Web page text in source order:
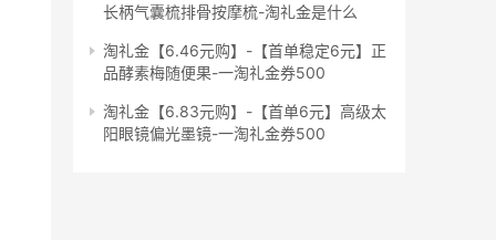
长柄气囊梳排骨按摩梳-淘礼金是什么
淘礼金【6.46元购】-【首单稳定6元】正
品酵素梅随便果-一淘礼金券500
淘礼金【6.83元购】-【首单6元】高级太
阳眼镜偏光墨镜-一淘礼金券500